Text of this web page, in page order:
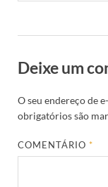
Deixe um
O seu endereço de
obrigatórios são
COMENTÁRIO*